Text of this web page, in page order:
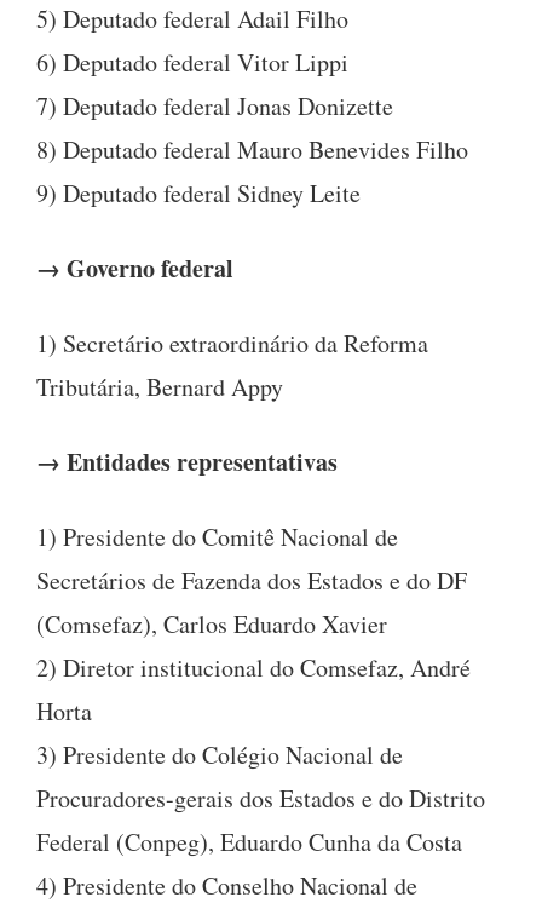
5) Deputado federal Adail Filho
6) Deputado federal Vitor Lippi
7) Deputado federal Jonas Donizette
8) Deputado federal Mauro Benevides Filho
9) Deputado federal Sidney Leite
→ Governo federal
1) Secretário extraordinário da Reforma
Tributária, Bernard Appy
→ Entidades representativas
1) Presidente do Comitê Nacional de
Secretários de Fazenda dos Estados e do DF
(Comsefaz), Carlos Eduardo Xavier
2) Diretor institucional do Comsefaz, André
Horta
3) Presidente do Colégio Nacional de
Procuradores-gerais dos Estados e do Distrito
Federal (Conpeg), Eduardo Cunha da Costa
4) Presidente do Conselho Nacional de